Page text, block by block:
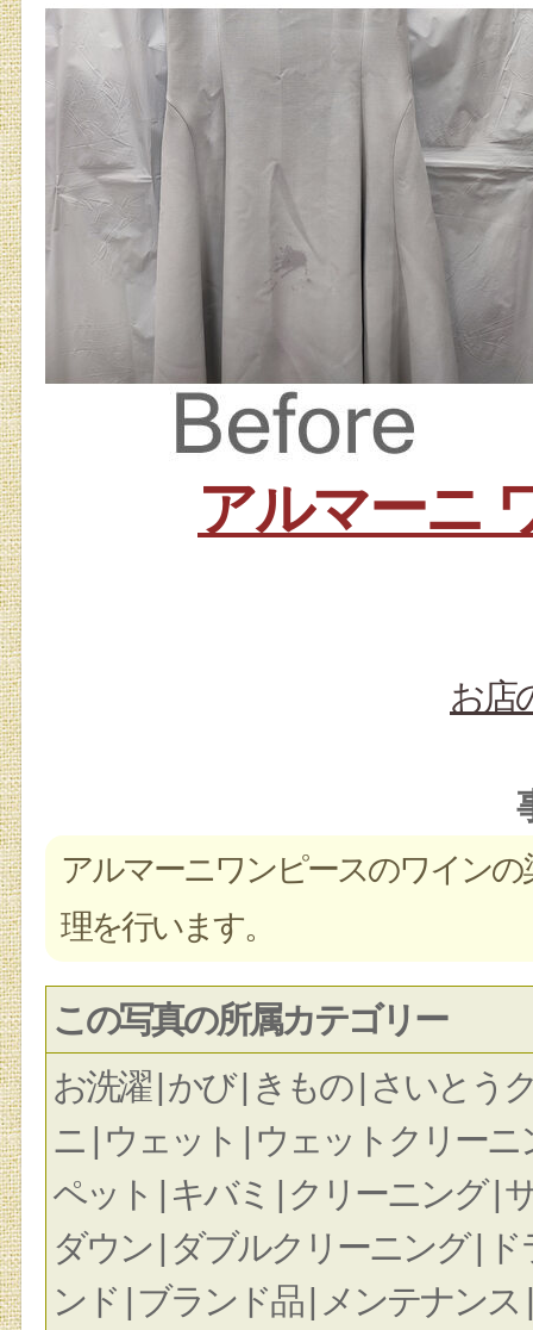
アルマーニ
お店
アルマーニワンピースのワイン
理を行います。
この写真の所属カテゴリー
お洗濯 | かび | きもの | さいとう
ニ | ウェット | ウェットクリーニ
ペット | キバミ | クリーニング |
ダウン | ダブルクリーニング |
ンド | ブランド品 | メンテナン